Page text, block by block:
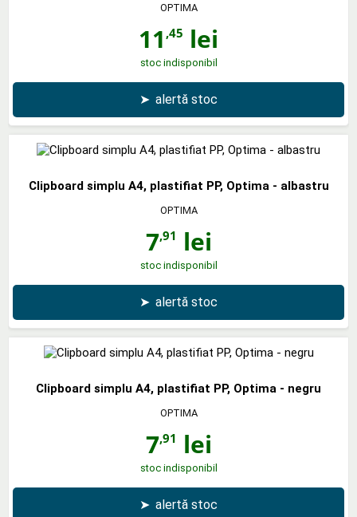
OPTIMA
11 ,45 lei
stoc indisponibil
➤ alertă stoc
Clipboard simplu A4, plastifiat PP, Optima - albastru
OPTIMA
7,91 lei
stoc indisponibil
➤ alertă stoc
Clipboard simplu A4, plastifiat PP, Optima - negru
OPTIMA
7,91 lei
stoc indisponibil
➤ alertă stoc